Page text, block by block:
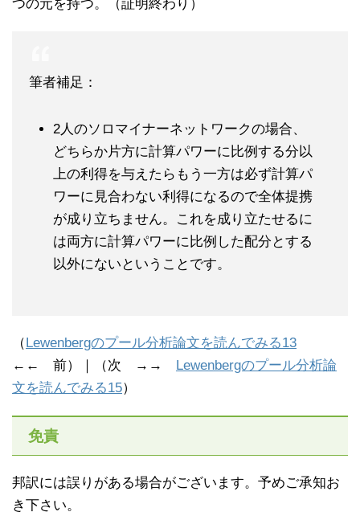
つの元を持つ。（証明終わり）
筆者補足：
2人のソロマイナーネットワークの場合、
どちらか片方に計算パワーに比例する分以
上の利得を与えたらもう一方は必ず計算パ
ワーに見合わない利得になるので全体提携
が成り立ちません。これを成り立たせるに
は両方に計算パワーに比例した配分とする
以外にないということです。
（Lewenbergのプール分析論文を読んでみる13
←← 前）｜（次 →→ Lewenbergのプール分析論
文を読んでみる15）
免責
邦訳には誤りがある場合がございます。予めご承知お
き下さい。